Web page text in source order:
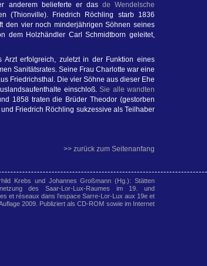
anderem belieferte er das de Wendelsche
(Thionville). Friedrich Röchling starb 1836
den vier noch minderjährigen Söhnen seines
dem Holzhändler Carl Schmidtborn geleitet,
erfolgreich, zuletzt in der Funktion eines
Sanitätsrates. Seine Frau Charlotte war eine
Friedrichsthal. Die vier Söhne aus dieser Ehe
einschloß.Sie alle wandten
1858 traten die Brüder Theodor (gestorben
Friedrich Röchling sukzessive als Teilhaber
>> zurück zum Seitenanfang
Krebs und Johannes Großmann (Hg.): Stätten
des Saar-Lor-Lux-Raumes im 19. und
et réseaux dans l’espace Sarre-Lor-Lux aux 19e et
2009. Publiziert als CD-ROM sowie im Internet